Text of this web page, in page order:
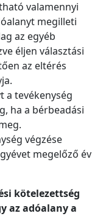
valamennyi
megilleti
az egyéb
éljen választási
az eltérés
a tevékenység
ha a bérbeadási
végzése
megelőző év
kötelezettség
az adóalany a